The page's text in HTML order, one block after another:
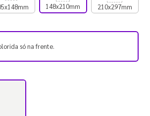
148x210mm 210x297mm
só na frente.